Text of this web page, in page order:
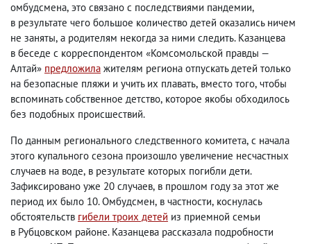
омбудсмена, это связано с последствиями пандемии,
в результате чего большое количество детей оказались ничем
не заняты, а родителям некогда за ними следить. Казанцева
в беседе с корреспондентом «Комсомольской правды —
Алтай» предложила жителям региона отпускать детей только
на безопасные пляжи и учить их плавать, вместо того, чтобы
вспоминать собственное детство, которое якобы обходилось
без подобных происшествий.
По данным регионального следственного комитета, с начала
этого купального сезона произошло увеличение несчастных
случаев на воде, в результате которых погибли дети.
Зафиксировано уже 20 случаев, в прошлом году за этот же
период их было 10. Омбудсмен, в частности, коснулась
обстоятельств гибели троих детей из приемной семьи
в Рубцовском районе. Казанцева рассказала подробности